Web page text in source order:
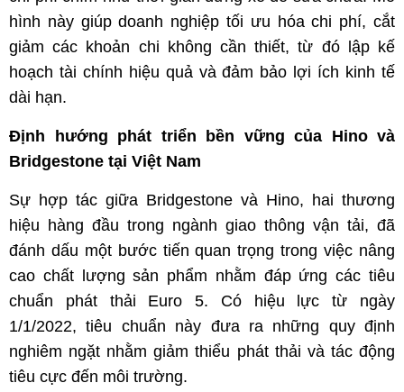
hình này giúp doanh nghiệp tối ưu hóa chi phí, cắt
giảm các khoản chi không cần thiết, từ đó lập kế
hoạch tài chính hiệu quả và đảm bảo lợi ích kinh tế
dài hạn.
Định hướng phát triển bền vững của Hino và
Bridgestone tại Việt Nam
Sự hợp tác giữa Bridgestone và Hino, hai thương
hiệu hàng đầu trong ngành giao thông vận tải, đã
đánh dấu một bước tiến quan trọng trong việc nâng
cao chất lượng sản phẩm nhằm đáp ứng các tiêu
chuẩn phát thải Euro 5. Có hiệu lực từ ngày
1/1/2022, tiêu chuẩn này đưa ra những quy định
nghiêm ngặt nhằm giảm thiểu phát thải và tác động
tiêu cực đến môi trường.